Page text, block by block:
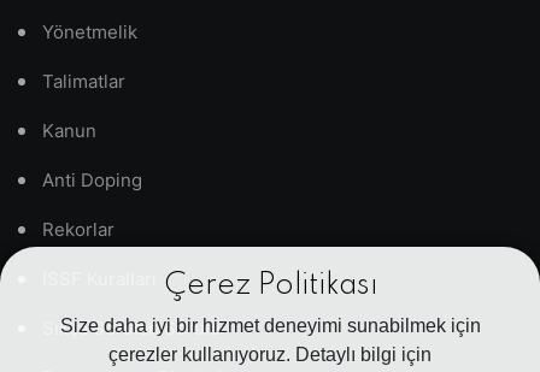
Çerez Politikası
Size daha iyi bir hizmet deneyimi sunabilmek için
çerezler kullanıyoruz. Detaylı bilgi için
Yönetmelik
Talimatlar
Kanun
Anti Doping
Rekorlar
Sıkça Sorulan Sorular